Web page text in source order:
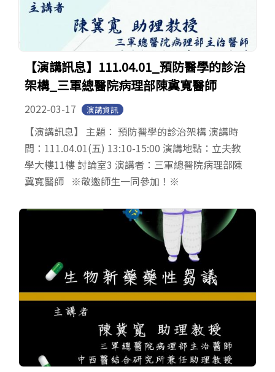
【演講訊息】111.04.01_預防醫學的診治
架構_三軍總醫院病理部陳冀寬醫師
2022-03-17 演講資訊
【演講訊息】 主題： 預防醫學的診治架構 演講時
間：111.04.01(五) 13:10-15:00 演講地點：立夫教
學大樓11樓 討論室3 演講者：三軍總醫院病理部陳
冀寬醫師 ※敬邀師生一同參加！※